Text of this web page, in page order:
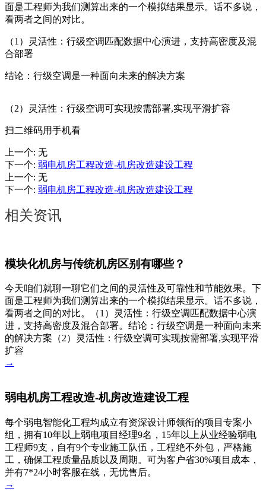
面是工程师为我们测算出来的一个模拟结果显示。话不多说，
看两者之间的对比。
（1）灵活性：行级空调匹配数据中心演进，支持高密度及混
合部署
结论：行级空调是一种面向未来的解决方案
（2）灵活性：行级空调可实现按需部署,实现平滑扩容
扫二维码用手机看
上一个: 无
下一个: 弱电机房工程改造-机房改造建设工程
上一个: 无
下一个: 弱电机房工程改造-机房改造建设工程
相关资讯
模块化机房与传统机房区别有哪些？
今天咱们就聊一聊它们之间的灵活性及可靠性和节能效果。下
面是工程师为我们测算出来的一个模拟结果显示。话不多说，
看两者之间的对比。（1）灵活性：行级空调匹配数据中心演
进，支持高密度及混合部署。结论：行级空调是一种面向未来
的解决方案（2）灵活性：行级空调可实现按需部署,实现平滑
扩容
→
弱电机房工程改造-机房改造建设工程
每个弱电智能化工程均成立有资深设计师领衔的项目专案小
组，拥有10年以上弱电项目经理9名，15年以上从业经验弱电
工程师9支，自有9个专业施工队伍，工程绝不外包，严格施
工，确保工程质量品质以及周期。可为客户省30%项目成本，
并有7*24小时客服在线，无忧售后。
→